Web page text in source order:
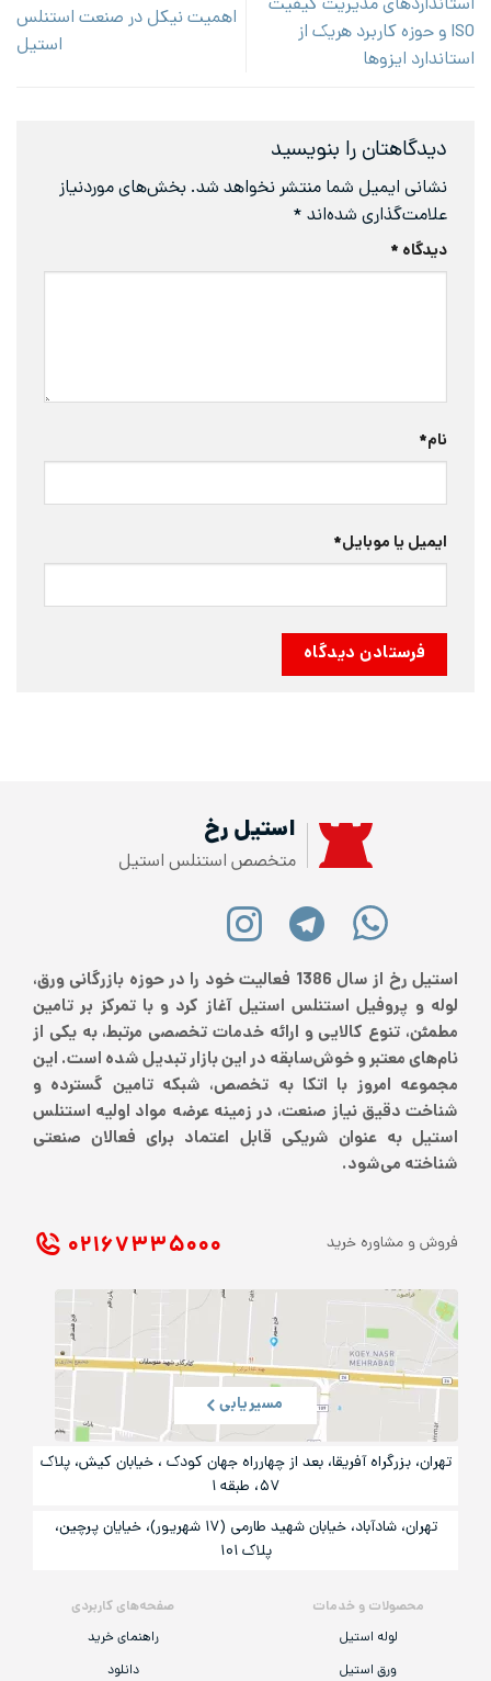
استانداردهای مدیریت کیفیت
ISO و حوزه کاربرد هریک از
استاندارد ایزو‌ها
اهمیت نیکل در صنعت استنلس
استیل
دیدگاهتان را بنویسید
نشانی ایمیل شما منتشر نخواهد شد. بخش‌های موردنیاز
علامت‌گذاری شده‌اند *
دیدگاه *
نام*
ایمیل یا موبایل*
استیل رخ
متخصص استنلس استیل
استیل رخ از سال 1386 فعالیت خود را در حوزه بازرگانی ورق،
لوله و پروفیل استنلس استیل آغاز کرد و با تمرکز بر تامین
مطمئن، تنوع کالایی و ارائه خدمات تخصصی مرتبط، به یکی از
نام‌های معتبر و خوش‌سابقه در این بازار تبدیل شده است. این
مجموعه امروز با اتکا به تخصص، شبکه تامین گسترده و
شناخت دقیق نیاز صنعت، در زمینه عرضه مواد اولیه استنلس
استیل به عنوان شریکی قابل اعتماد برای فعالان صنعتی
شناخته می‌شود.
محصولات و خدمات
لوله استیل
ورق استیل
صفحه‌های کاربردی
راهنمای خرید
دانلود
فروش و مشاوره خرید ۰۲۱ ۶۷۳۳۵۰۰۰
مسیریابی
تهران، بزرگراه آفریقا، بعد از چهارراه جهان کودک ، خیابان کیش، پلاک
۵۷، طبقه ۱
تهران، شادآباد، خیابان شهید طارمی (۱۷ شهریور)، خیایان پرچین،
پلاک ۱۰۱